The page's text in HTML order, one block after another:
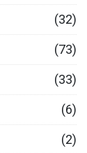
(32)
(73)
(33)
(6)
(2)